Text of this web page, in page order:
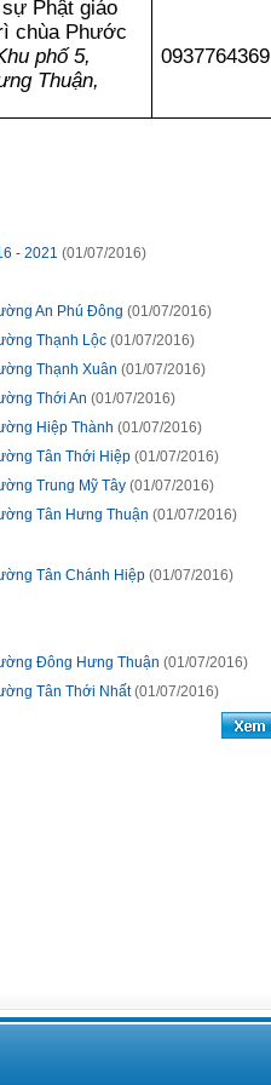
Phật giáo
chùa Phước
phố 5,
Thuận,
0937764369
- 2021 (01/07/2016)
An Phú Đông (01/07/2016)
Thạnh Lộc (01/07/2016)
Thạnh Xuân (01/07/2016)
Thới An (01/07/2016)
Hiệp Thành (01/07/2016)
Tân Thới Hiệp (01/07/2016)
Trung Mỹ Tây (01/07/2016)
Tân Hưng Thuận (01/07/2016)
Tân Chánh Hiệp (01/07/2016)
Đông Hưng Thuận (01/07/2016)
Tân Thới Nhất(01/07/2016)